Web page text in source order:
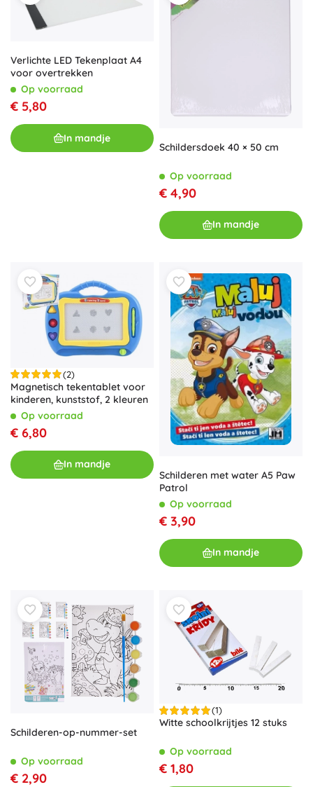
Verlichte LED Tekenplaat A4
voor overtrekken
Op voorraad
€ 5,80
In mandje
Schildersdoek 40 × 50 cm
Op voorraad
€ 4,90
In mandje
(2)
Magnetisch tekentablet voor
kinderen, kunststof, 2 kleuren
Op voorraad
€ 6,80
In mandje
Schilderen met water A5 Paw
Patrol
Op voorraad
€ 3,90
In mandje
Schilderen-op-nummer-set
Op voorraad
€ 2,90
(1)
Witte schoolkrijtjes 12 stuks
Op voorraad
€ 1,80